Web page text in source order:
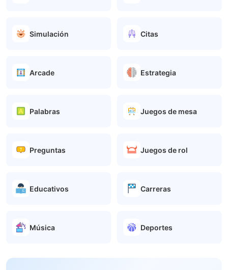
Simulación Citas
Arcade Estrategia
Palabras Juegos de mesa
Preguntas Juegos de rol
Educativos Carreras
Música Deportes